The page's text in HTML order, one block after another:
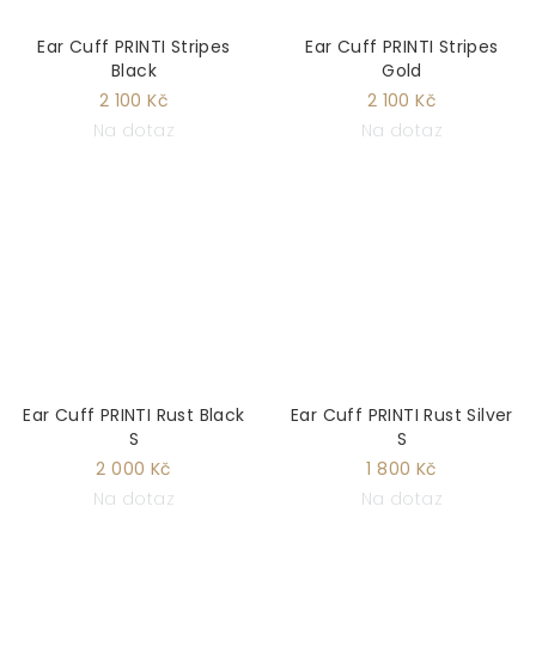
Ear Cuff PRINTI Stripes
Black
2 100 Kč
Na dotaz
Ear Cuff PRINTI Stripes
Gold
2 100 Kč
Na dotaz
Ear Cuff PRINTI Rust Black
S
2 000 Kč
Na dotaz
Ear Cuff PRINTI Rust Silver
S
1 800 Kč
Na dotaz